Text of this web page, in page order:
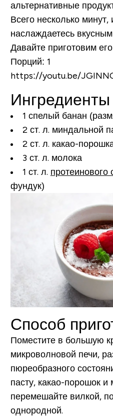
альтернативные
Всего несколько
наслаждаетесь
Давайте приготовим
Порций: 1
https://youtu.be/
Ингредиенты
1 спелый банан
2 ст. л. миндальной
2 ст. л. какао-
3 ст. л. молока
1 ст. л. протеинового
фундук)
Способ
Поместите в большую
микроволновой печи,
пюреобразного
пасту, какао-порошок
перемешайте вилкой,
однородной.